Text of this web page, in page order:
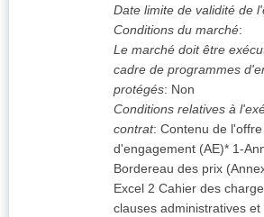
Date limite de validité de
Conditions du marché:
Le marché doit être
cadre de programmes
protégés: Non
Conditions relatives à
contrat: Contenu de l'offre
d'engagement (AE)* 1-
Bordereau des prix
Excel 2 Cahier des
clauses administratives et